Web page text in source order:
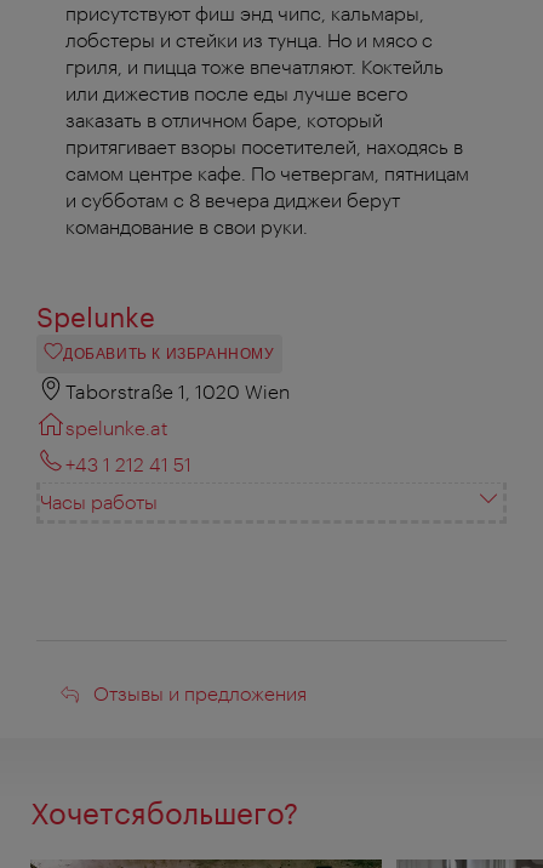
присутствуют фиш энд чипс, кальмары,
лобстеры и стейки из тунца. Но и мясо с
гриля, и пицца тоже впечатляют. Коктейль
или дижестив после еды лучше всего
заказать в отличном баре, который
притягивает взоры посетителей, находясь в
самом центре кафе. По четвергам, пятницам
и субботам с 8 вечера диджеи берут
командование в свои руки.
Spelunke
ДОБАВИТЬ К ИЗБРАННОМУ
Taborstraße 1, 1020 Wien
spelunke.at
+43 1 212 41 51
Часы работы
Отзывы
Отзывы и предложения
Хочетсябольшего?